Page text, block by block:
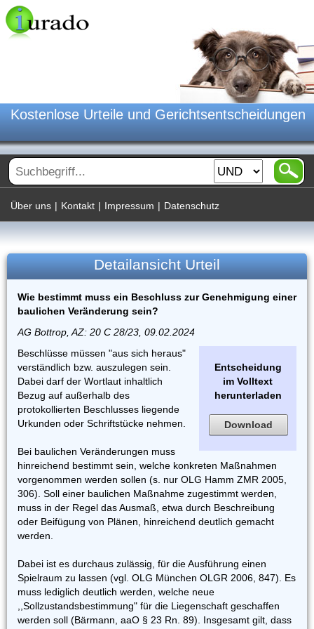
Kostenlose Urteile und Gerichtsentscheidungen
Über uns | Kontakt | Impressum | Datenschutz
Detailansicht Urteil
Wie bestimmt muss ein Beschluss zur Genehmigung einer
baulichen Veränderung sein?
AG Bottrop, AZ: 20 C 28/23, 09.02.2024
Entscheidung
im Volltext
herunterladen
Download
Beschlüsse müssen "aus sich heraus"
verständlich bzw. auszulegen sein.
Dabei darf der Wortlaut inhaltlich
Bezug auf außerhalb des
protokollierten Beschlusses liegende
Urkunden oder Schriftstücke nehmen.
Bei baulichen Veränderungen muss
hinreichend bestimmt sein, welche konkreten Maßnahmen
vorgenommen werden sollen (s. nur OLG Hamm ZMR 2005,
306). Soll einer baulichen Maßnahme zugestimmt werden,
muss in der Regel das Ausmaß, etwa durch Beschreibung
oder Beifügung von Plänen, hinreichend deutlich gemacht
werden.
Dabei ist es durchaus zulässig, für die Ausführung einen
Spielraum zu lassen (vgl. OLG München OLGR 2006, 847). Es
muss lediglich deutlich werden, welche neue
,,Sollzustandsbestimmung" für die Liegenschaft geschaffen
werden soll (Bärmann, aaO § 23 Rn. 89). Insgesamt gilt, dass